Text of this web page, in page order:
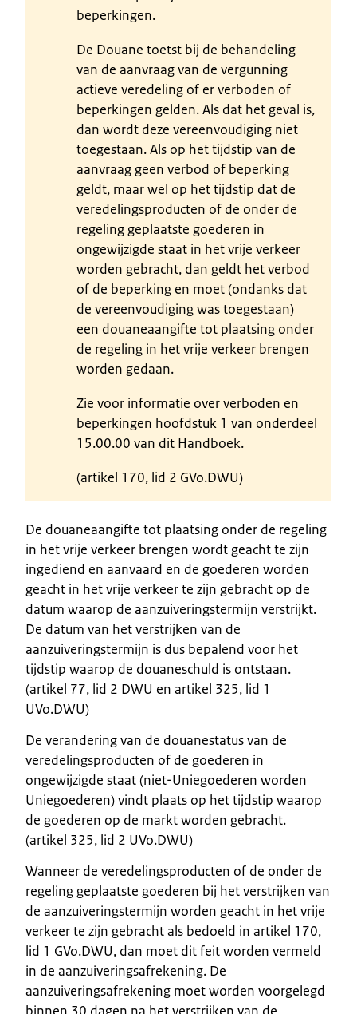
beperkingen.
De Douane toetst bij de behandeling
van de aanvraag van de vergunning
actieve veredeling of er verboden of
beperkingen gelden. Als dat het geval is,
dan wordt deze vereenvoudiging niet
toegestaan. Als op het tijdstip van de
aanvraag geen verbod of beperking
geldt, maar wel op het tijdstip dat de
veredelingsproducten of de onder de
regeling geplaatste goederen in
ongewijzigde staat in het vrije verkeer
worden gebracht, dan geldt het verbod
of de beperking en moet (ondanks dat
de vereenvoudiging was toegestaan)
een douaneaangifte tot plaatsing onder
de regeling in het vrije verkeer brengen
worden gedaan.
Zie voor informatie over verboden en
beperkingen hoofdstuk 1 van onderdeel
15.00.00 van dit Handboek.
(artikel 170, lid 2 GVo.DWU)
De douaneaangifte tot plaatsing onder de regeling
in het vrije verkeer brengen wordt geacht te zijn
ingediend en aanvaard en de goederen worden
geacht in het vrije verkeer te zijn gebracht op de
datum waarop de aanzuiveringstermijn verstrijkt.
De datum van het verstrijken van de
aanzuiveringstermijn is dus bepalend voor het
tijdstip waarop de douaneschuld is ontstaan.
(artikel 77, lid 2 DWU en artikel 325, lid 1
UVo.DWU)
De verandering van de douanestatus van de
veredelingsproducten of de goederen in
ongewijzigde staat (niet-Uniegoederen worden
Uniegoederen) vindt plaats op het tijdstip waarop
de goederen op de markt worden gebracht.
(artikel 325, lid 2 UVo.DWU)
Wanneer de veredelingsproducten of de onder de
regeling geplaatste goederen bij het verstrijken van
de aanzuiveringstermijn worden geacht in het vrije
verkeer te zijn gebracht als bedoeld in artikel 170,
lid 1 GVo.DWU, dan moet dit feit worden vermeld
in de aanzuiveringsafrekening. De
aanzuiveringsafrekening moet worden voorgelegd